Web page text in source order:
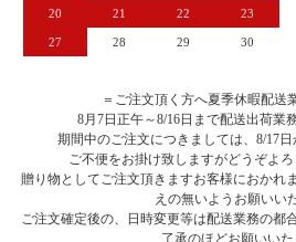
20 21 22 23
27 28 29 30
＝ご注文頂く方へ夏季休暇配送
8月7日正午～8/16日まで配送出荷業
期間中のご注文につきましては、8/17
ご不便をお掛け致しますがどうぞよ
贈り物としてご注文頂きますお客様におかれ
えの無いようお願いい
ご注文確定後の、日時変更等は配送業務の都
了承のほどお願いい